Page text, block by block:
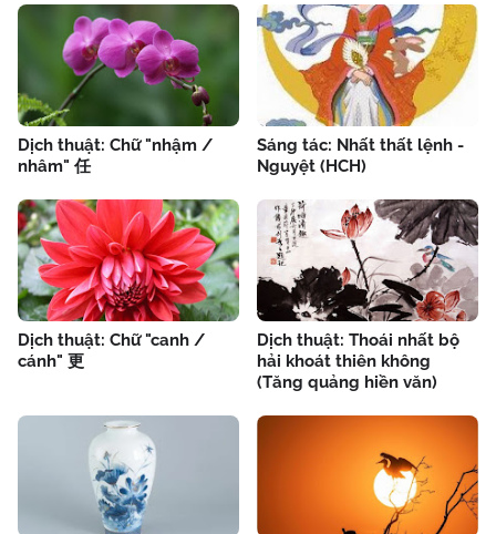
Dịch thuật: Chữ "nhậm /
nhâm" 任
Sáng tác: Nhất thất lệnh -
Nguyệt (HCH)
Dịch thuật: Chữ "canh /
cánh" 更
Dịch thuật: Thoái nhất bộ
hải khoát thiên không
(Tăng quảng hiền văn)